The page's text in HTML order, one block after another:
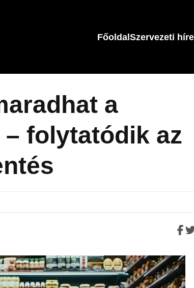
FőoldalSzervezeti
a
folytatódik az